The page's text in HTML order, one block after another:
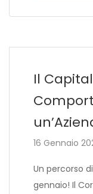
Il
16 Gennaio
Un percorso
gennaio! Il